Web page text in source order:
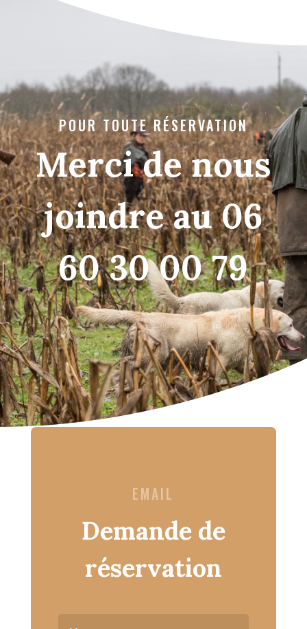
POUR TOUTE RÉSERVATION
Merci de nous
joindre au 06
60 30 00 79
EMAIL
Demande de
réservation